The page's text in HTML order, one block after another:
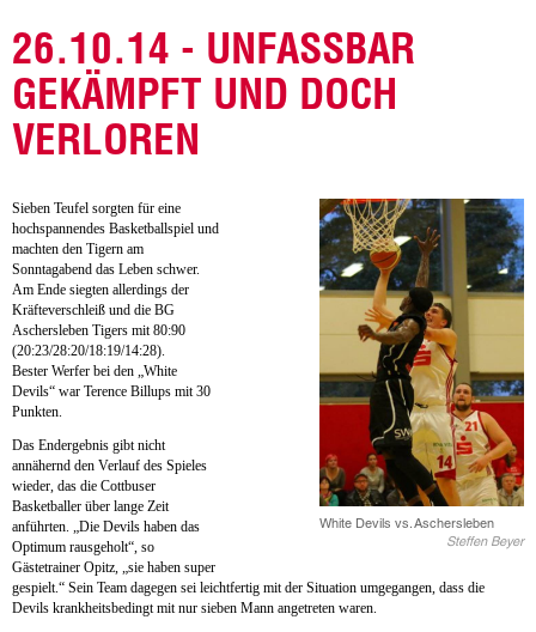
26.10.14 - UNFASSBAR
GEKÄMPFT UND DOCH
VERLOREN
White Devils vs. Aschersleben
Steffen Beyer
Sieben Teufel sorgten für eine
hochspannendes Basketballspiel und
machten den Tigern am
Sonntagabend das Leben schwer.
Am Ende siegten allerdings der
Kräfteverschleiß und die BG
Aschersleben Tigers mit 80:90
(20:23/28:20/18:19/14:28).
Bester Werfer bei den „White
Devils“ war Terence Billups mit 30
Punkten.
Das Endergebnis gibt nicht
annähernd den Verlauf des Spieles
wieder, das die Cottbuser
Basketballer über lange Zeit
anführten. „Die Devils haben das
Optimum rausgeholt“, so
Gästetrainer Opitz, „sie haben super
gespielt.“ Sein Team dagegen sei leichtfertig mit der Situation umgegangen, dass die
Devils krankheitsbedingt mit nur sieben Mann angetreten waren.